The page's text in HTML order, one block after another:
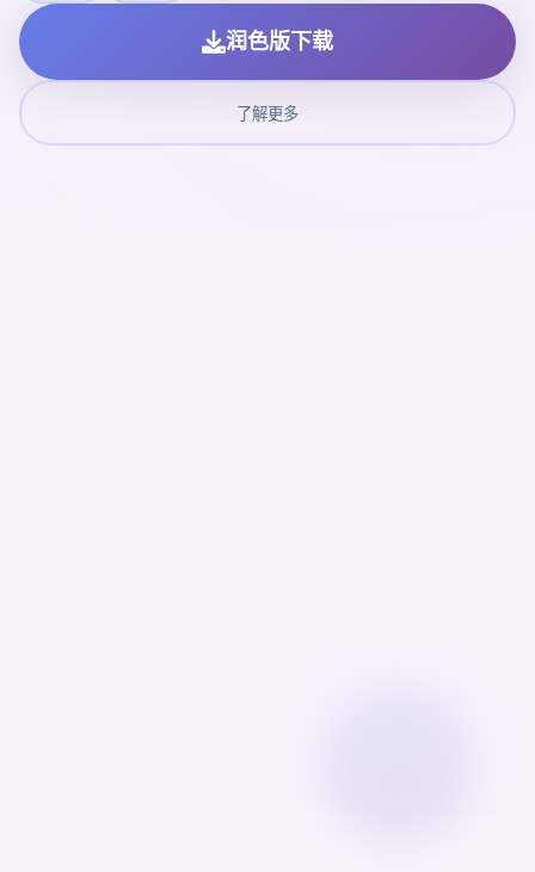
润色版下载
了解更多